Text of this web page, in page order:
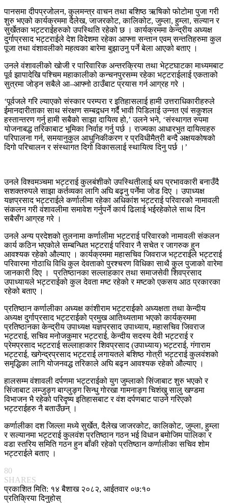
पानसमा दीपप्रजोलन, कुलमन्त्र वाचन तथा बशिष्ठ ऋषिको फोटोमा पुजा गरी
शुरु भएको कार्यक्रममा दैलेख, जाजरकोट, कालिकोट, जुम्ला, हुम्ला, सल्यान र
सुर्खेतका भट्टराईहरुको उपस्थिति रहेको छ । कार्यक्रममा केन्द्रीय अध्यक्ष
दुर्गाप्रसाद भट्टराईले देश विदेशमा रहेका आफ्ना सन्तान एवम् सन्ततिहरुमा कुल
पूजा तथा वंशावलीको महत्वका बारेमा बुझाउनु पर्ने बेला आएको बताए ।
उनले वंशावलीको खोजी र पारिवारिक अन्तरक्रिया तथा भेट्टघाटका माध्यमबाट
पूर्व झापादेखि पश्चिम महाकालीको कन्चनपुरसम्म रहेका भट्टराईलाई एकताको
सुत्रमा जोड्न सबैले आ–आफ्नो ठाउँबाट प्रयास गर्न आग्रह गरे ।
‘पूर्वजले गरि ल्याएको संस्कार परम्परा र इतिहासलाई हामी उत्तराधिकारीहरुले
ईमानदारीताका साथ संरक्षण सम्बद्र्धन गर्दै भावी पिडिलाई उन्नत एवं सकुशल
हस्तान्तरण गर्नु हामी सबैको साझा दायित्व हो,’ उलने भने, ‘संस्थागत रुपमा
योजनाबद्ध तरिकाबाट भूमिका निर्वाह गर्नु पर्छ । राज्यका आधारभुत दायित्वहरु
परिपालना गर्न, समयानुकुल आधुनिकीकरण र प्रविधीमैत्री बन्दै अक्षयकोषको
दिगो परिचालन र संस्थागत दिगो विकासलाई स्थायित्व दिनु पर्छ ।’
उनले विश्वमञ्चमा भट्टराई कुलबंशीको उपस्थितीलाई थप प्रभावकारी बनाउँदै
सशक्तरुपले साझा कर्तव्यका लागि अघि बढ्नु पर्नेमा जोड दिए । उपाध्यक्ष
यज्ञप्रसाद भट्टराईले कर्णालीमा रहेका अधिकांश भट्टराई परिवारको नामावली
संकलन गरी वंशावलीमा समावेश गर्नुपर्ने कार्य ढिलाई भईरहेकोले साथ दिन
सबैसँग आग्रह गरे ।
उनले अन्य प्रदेशको तुलनामा कर्णालीमा भट्टराई परिवारको नामावली संकलन
कार्य कठिन भएकोले सम्बन्धित भट्टराई परिवार नै सचेत र जागरुक हुन
आवश्यक रहेको औल्याए । कार्यक्रममा महासचिव जिवराज भट्टराईले भट्टराई
परिवारमा गोठाधि विधि कुल देवताको पुरश्चरण विधिका साथै कुल पुजाको वारेमा
जानकारी दिए । प्रतिष्ठानका सल्लाहकार तथा समाजसेवी शिवप्रसाद
उपाध्यायले भट्टराईको कुल देवता मष्ट रहेको र मष्टको एकसय आठ प्रकारका
रहेको बताए ।
प्रतिष्ठान कर्णालीका अध्यक्ष कांशीराम भट्टराईको अध्यक्षता तथा केन्दीय
अध्यक्ष दुर्गाप्रसाद भट्टराईको प्रमुख आतिथ्यतामा भएको कार्यक्रममा
प्रतिष्ठानका केन्द्रीय उपाध्यक्ष यज्ञप्रसाद उपाध्याय, महासचिव जिवराज
भट्टराई, सचिव मनोजकुमार भट्टराई, केन्दीय सदस्य देवी भट्टराई र
प्रेमप्रसाद भट्टराई सल्लाहाकार शिवप्रसाद (उपाध्याय) भट्टराई, गंगाराम
भट्टराई, खगेन्द्रप्रसाद भट्टराई लगायतले बशिष्ठ गोत्री भट्टराई कुलवंशको
समृद्धिका लागि योजनवद्ध तरिकाले अघि बढ्न आवश्यक रहेको औल्याए ।
हालसम्म वंशावली दर्पणमा भट्टराईको युग जुम्लाको सिंजाबाट शुरु भएको र
सिंजाबाट लम्जुङ्ग बाग्लुङ्ग सिन्धु गोरखा गामनाङ्ग चिशंखु सालु खण्डमा
विभाजन भै रहेको परिदृष्य इतिहासबाट र वंश दर्पणबाट पाउने गरिएको
भट्टराईहरु नै बताउँछन् ।
कर्णालीका दश जिल्ला मध्ये सुर्खेत, दैलेख जाजरकोट, कालिकोट, जुम्ला, हुम्ला
र सल्यानमा भट्टराई कुलवंश प्रतिष्ठान गठन भई विधान बमोजिम पालिका र
वडा स्तरिय समिति गठन हुन बाँकी रहेको प्रतिष्ठान कर्णालीका सचिव शोम
भट्टराईले बताए ।
80
SHARES
प्रकाशित मिति: १४ बैशाख २०८२, आईतवार ०७:१०
प्रतिक्रिया दिनुहोस्